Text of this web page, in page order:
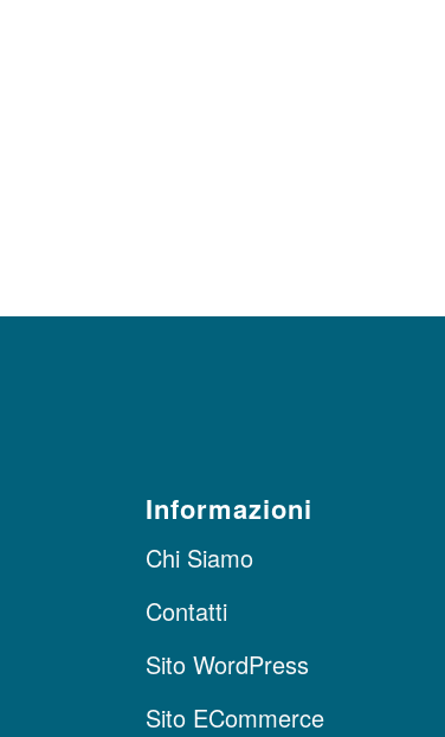
Informazioni
Chi Siamo
Contatti
Sito WordPress
Sito ECommerce